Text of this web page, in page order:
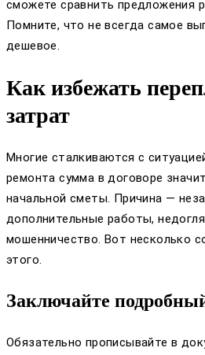
сможете сравнить предложения
Помните, что не всегда самое
дешевое.
Как избежать
затрат
Многие сталкиваются с
ремонта сумма в договоре
начальной сметы. Причина —
дополнительные работы,
мошенничество. Вот несколько
этого.
Заключайте
Обязательно прописывайте в